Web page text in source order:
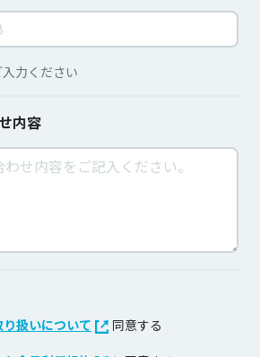
力ください
内容
扱いについて 同意する